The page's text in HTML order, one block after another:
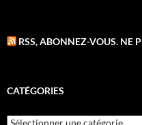
RSS, ABONNEZ-VOUS. NE
CATÉGORIES
Catégories